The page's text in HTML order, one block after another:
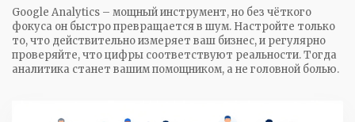
Google Analytics – мощный инструмент, но без чёткого
фокуса он быстро превращается в шум. Настройте только
то, что действительно измеряет ваш бизнес, и регулярно
проверяйте, что цифры соответствуют реальности. Тогда
аналитика станет вашим помощником, а не головной болью.